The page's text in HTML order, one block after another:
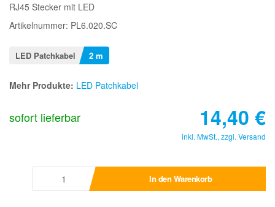
RJ45 Stecker mit LED
Artikelnummer: PL6.020.SC
LED Patchkabel 2 m
Mehr Produkte: LED Patchkabel
sofort lieferbar 14,40 €
inkl. MwSt., zzgl. Versand
In den Warenkorb